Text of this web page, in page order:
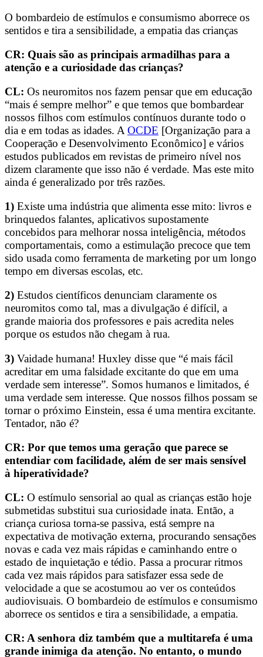
O bombardeio de estímulos e consumismo aborrece os
sentidos e tira a sensibilidade, a empatia das crianças
CR: Quais são as principais armadilhas para a
atenção e a curiosidade das crianças?
CL: Os neuromitos nos fazem pensar que em educação
“mais é sempre melhor” e que temos que bombardear
nossos filhos com estímulos contínuos durante todo o
dia e em todas as idades. A OCDE [Organização para a
Cooperação e Desenvolvimento Econômico] e vários
estudos publicados em revistas de primeiro nível nos
dizem claramente que isso não é verdade. Mas este mito
ainda é generalizado por três razões.
1) Existe uma indústria que alimenta esse mito: livros e
brinquedos falantes, aplicativos supostamente
concebidos para melhorar nossa inteligência, métodos
comportamentais, como a estimulação precoce que tem
sido usada como ferramenta de marketing por um longo
tempo em diversas escolas, etc.
2) Estudos científicos denunciam claramente os
neuromitos como tal, mas a divulgação é difícil, a
grande maioria dos professores e pais acredita neles
porque os estudos não chegam à rua.
3) Vaidade humana! Huxley disse que “é mais fácil
acreditar em uma falsidade excitante do que em uma
verdade sem interesse”. Somos humanos e limitados, é
uma verdade sem interesse. Que nossos filhos possam se
tornar o próximo Einstein, essa é uma mentira excitante.
Tentador, não é?
CR: Por que temos uma geração que parece se
entendiar com facilidade, além de ser mais sensível
à hiperatividade?
CL: O estímulo sensorial ao qual as crianças estão hoje
submetidas substitui sua curiosidade inata. Então, a
criança curiosa torna-se passiva, está sempre na
expectativa de motivação externa, procurando sensações
novas e cada vez mais rápidas e caminhando entre o
estado de inquietação e tédio. Passa a procurar ritmos
cada vez mais rápidos para satisfazer essa sede de
velocidade a que se acostumou ao ver os conteúdos
audiovisuais. O bombardeio de estímulos e consumismo
aborrece os sentidos e tira a sensibilidade, a empatia.
CR: A senhora diz também que a multitarefa é uma
grande inimiga da atenção. No entanto, o mundo